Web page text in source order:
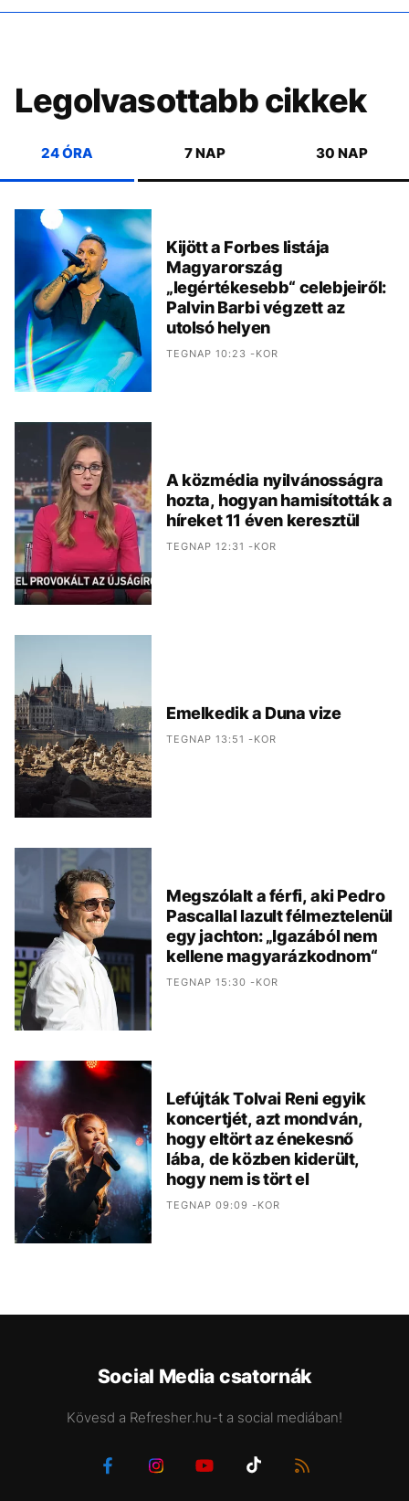
Legolvasottabb cikkek
24 ÓRA 7 NAP 30 NAP
Kijött a Forbes listája
Magyarország
„legértékesebb“ celebjeiről:
Palvin Barbi végzett az
utolsó helyen
TEGNAP 10:23 -KOR
A közmédia nyilvánosságra
hozta, hogyan hamisították a
híreket 11 éven keresztül
TEGNAP 12:31 -KOR
Emelkedik a Duna vize
TEGNAP 13:51 -KOR
Megszólalt a férfi, aki Pedro
Pascallal lazult félmeztelenül
egy jachton: „Igazából nem
kellene magyarázkodnom“
TEGNAP 15:30 -KOR
Lefújták Tolvai Reni egyik
koncertjét, azt mondván,
hogy eltört az énekesnő
lába, de közben kiderült,
hogy nem is tört el
TEGNAP 09:09 -KOR
Social Media csatornák
Kövesd a Refresher.hu-t a social mediában!